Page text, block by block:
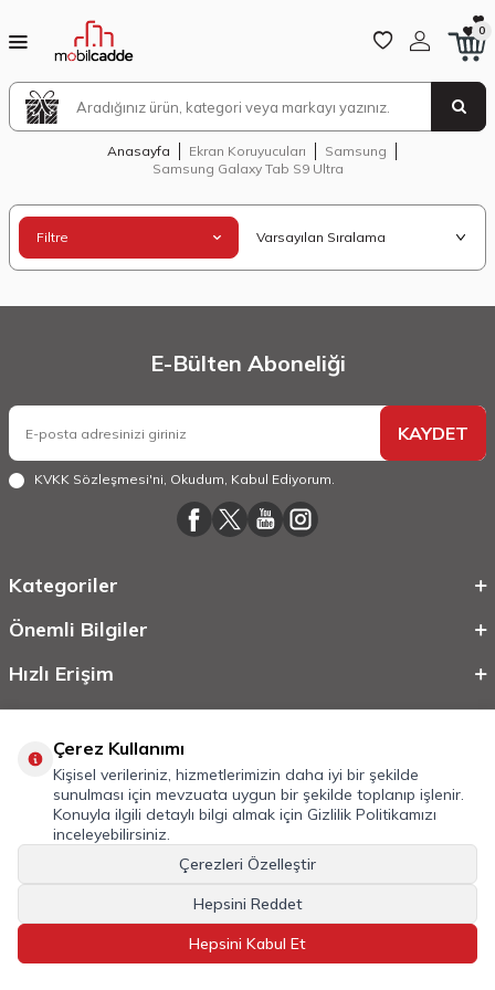
0
Anasayfa Ekran Koruyucuları
Samsung
Samsung Galaxy Tab S9 Ultra
Filtre
E-Bülten Aboneliği
KAYDET
KVKK Sözleşmesi'ni, Okudum, Kabul Ediyorum.
Kategoriler
Önemli Bilgiler
Hızlı Erişim
Tüm Hakkı Saklıdır.Mobilcadde.com
Sistemleriyle Hazırlanmıştır.
Çerez Kullanımı
Kişisel verileriniz, hizmetlerimizin daha iyi bir şekilde
sunulması için mevzuata uygun bir şekilde toplanıp işlenir.
Konuyla ilgili detaylı bilgi almak için Gizlilik Politikamızı
inceleyebilirsiniz.
Çerezleri Özelleştir
Hepsini Reddet
Hepsini Kabul Et